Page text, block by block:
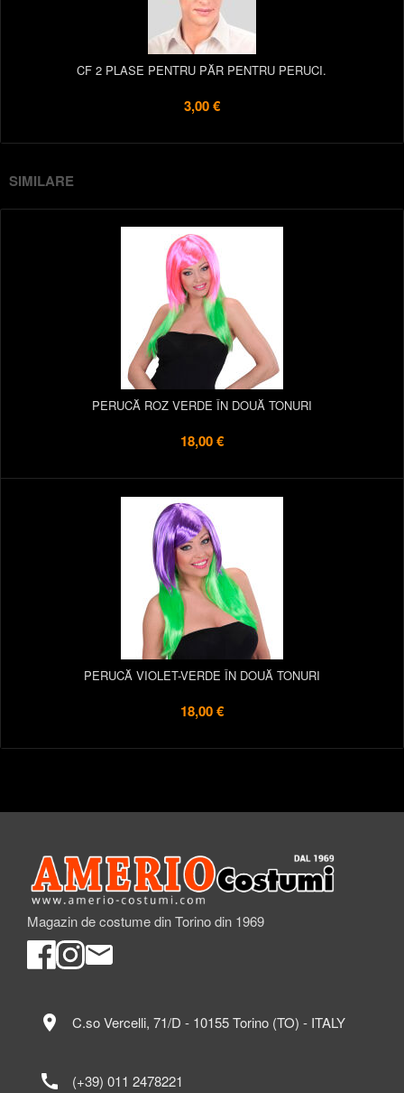
CF 2 PLASE PENTRU PĂR PENTRU PERUCI.
3,00 €
SIMILARE
PERUCĂ ROZ VERDE ÎN DOUĂ TONURI
18,00 €
PERUCĂ VIOLET-VERDE ÎN DOUĂ TONURI
18,00 €
Magazin de costume din Torino din 1969
location_on C.so Vercelli, 71/D - 10155 Torino (TO) - ITALY
call (+39) 011 2478221